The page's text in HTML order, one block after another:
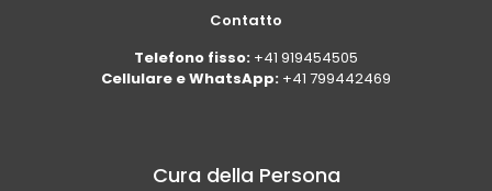
Contatto
Telefono fisso: +41 919454505
Cellulare e WhatsApp: +41 799442469
Cura della Persona